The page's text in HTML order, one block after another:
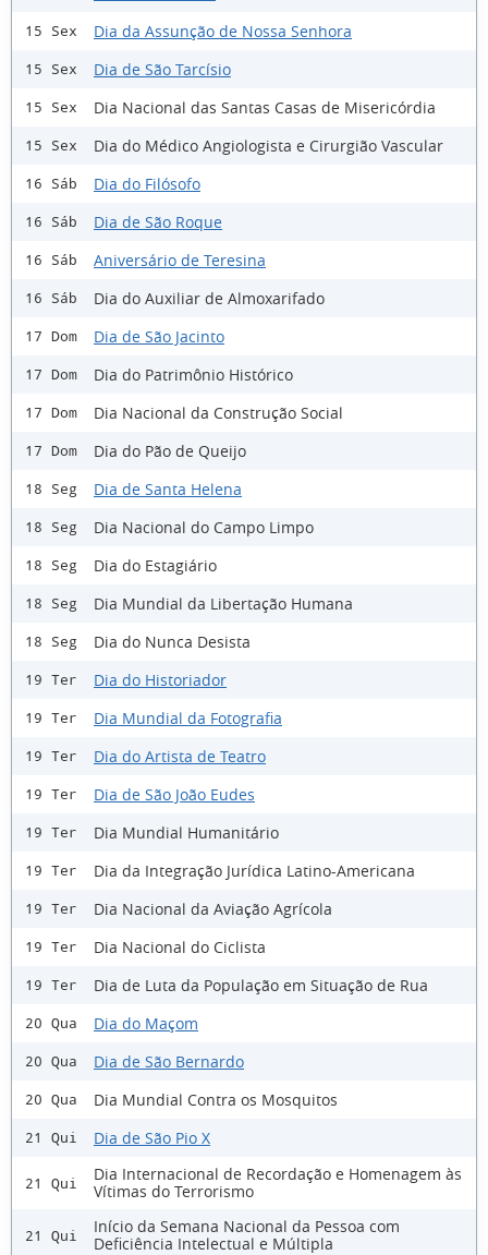
15 Sex Dia da Assunção de Nossa Senhora
15 Sex Dia de São Tarcísio
15 Sex Dia Nacional das Santas Casas de Misericórdia
15 Sex Dia do Médico Angiologista e Cirurgião Vascular
16 Sáb Dia do Filósofo
16 Sáb Dia de São Roque
16 Sáb Aniversário de Teresina
16 Sáb Dia do Auxiliar de Almoxarifado
17 Dom Dia de São Jacinto
17 Dom Dia do Patrimônio Histórico
17 Dom Dia Nacional da Construção Social
17 Dom Dia do Pão de Queijo
18 Seg Dia de Santa Helena
18 Seg Dia Nacional do Campo Limpo
18 Seg Dia do Estagiário
18 Seg Dia Mundial da Libertação Humana
18 Seg Dia do Nunca Desista
19 Ter Dia do Historiador
19 Ter Dia Mundial da Fotografia
19 Ter Dia do Artista de Teatro
19 Ter Dia de São João Eudes
19 Ter Dia Mundial Humanitário
19 Ter Dia da Integração Jurídica Latino-Americana
19 Ter Dia Nacional da Aviação Agrícola
19 Ter Dia Nacional do Ciclista
19 Ter Dia de Luta da População em Situação de Rua
20 Qua Dia do Maçom
20 Qua Dia de São Bernardo
20 Qua Dia Mundial Contra os Mosquitos
21 Qui Dia de São Pio X
21 Qui
Dia Internacional de Recordação e Homenagem às
Vítimas do Terrorismo
21 Qui
Início da Semana Nacional da Pessoa com
Deficiência Intelectual e Múltipla